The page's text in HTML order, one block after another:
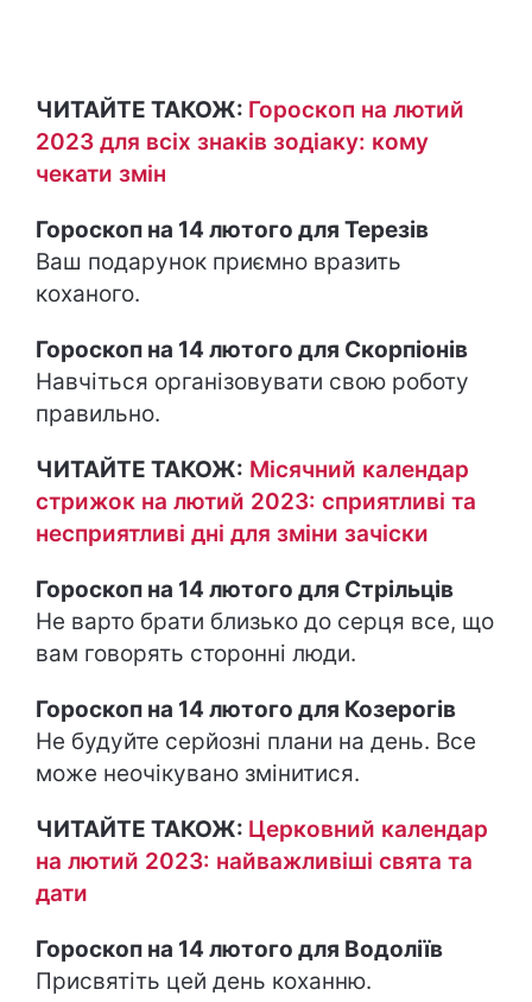
ЧИТАЙТЕ ТАКОЖ: Гороскоп на лютий
2023 для всіх знаків зодіаку: кому
чекати змін
Гороскоп на 14 лютого для Терезів
Ваш подарунок приємно вразить
коханого.
Гороскоп на 14 лютого для Скорпіонів
Навчіться організовувати свою роботу
правильно.
ЧИТАЙТЕ ТАКОЖ: Місячний календар
стрижок на лютий 2023: сприятливі та
несприятливі дні для зміни зачіски
Гороскоп на 14 лютого для Стрільців
Не варто брати близько до серця все, що
вам говорять сторонні люди.
Гороскоп на 14 лютого для Козерогів
Не будуйте серйозні плани на день. Все
може неочікувано змінитися.
ЧИТАЙТЕ ТАКОЖ: Церковний календар
на лютий 2023: найважливіші свята та
дати
Гороскоп на 14 лютого для Водоліїв
Присвятіть цей день коханню.